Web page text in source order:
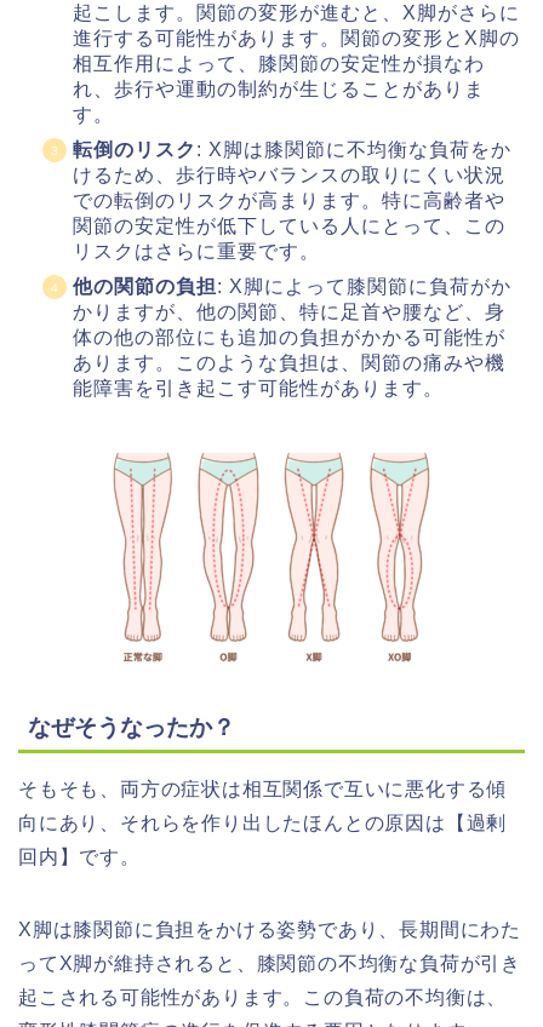
起こします。関節の変形が進むと、X脚がさらに
進行する可能性があります。関節の変形とX脚の
相互作用によって、膝関節の安定性が損なわ
れ、歩行や運動の制約が生じることがありま
す。
転倒のリスク : X脚は膝関節に不均衡な負荷をか
けるため、歩行時やバランスの取りにくい状況
での転倒のリスクが高まります。特に高齢者や
関節の安定性が低下している人にとって、この
リスクはさらに重要です。
他の関節の負担: X脚によって膝関節に負荷がか
かりますが、他の関節、特に足首や腰など、身
体の他の部位にも追加の負担がかかる可能性が
あります。このような負担は、関節の痛みや機
能障害を引き起こす可能性があります。
なぜそうなったか？
そもそも、両方の症状は相互関係で互いに悪化する傾
向にあり、それらを作り出したほんとの原因は【過剰
回内】です。
X脚は膝関節に負担をかける姿勢であり、長期間にわた
ってX脚が維持されると、膝関節の不均衡な負荷が引き
起こされる可能性があります。この負荷の不均衡は、